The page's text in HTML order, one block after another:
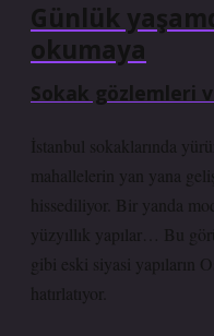
Günlük
okumaya
Sokak gözlemleri
İstanbul sokaklarında
mahallelerin yan yana
hissediliyor. Bir yanda
yüzyıllık yapılar… Bu
gibi eski siyasi yapıların
hatırlatıyor.